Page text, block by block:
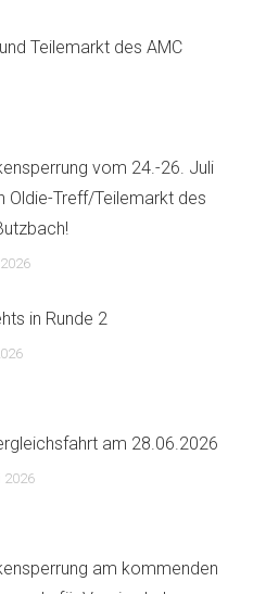
Teilemarkt des AMC
vom 24.-26. Juli
Oldie-Treff/Teilemarkt des
in Runde 2
am 28.06.2026
2026
am kommenden